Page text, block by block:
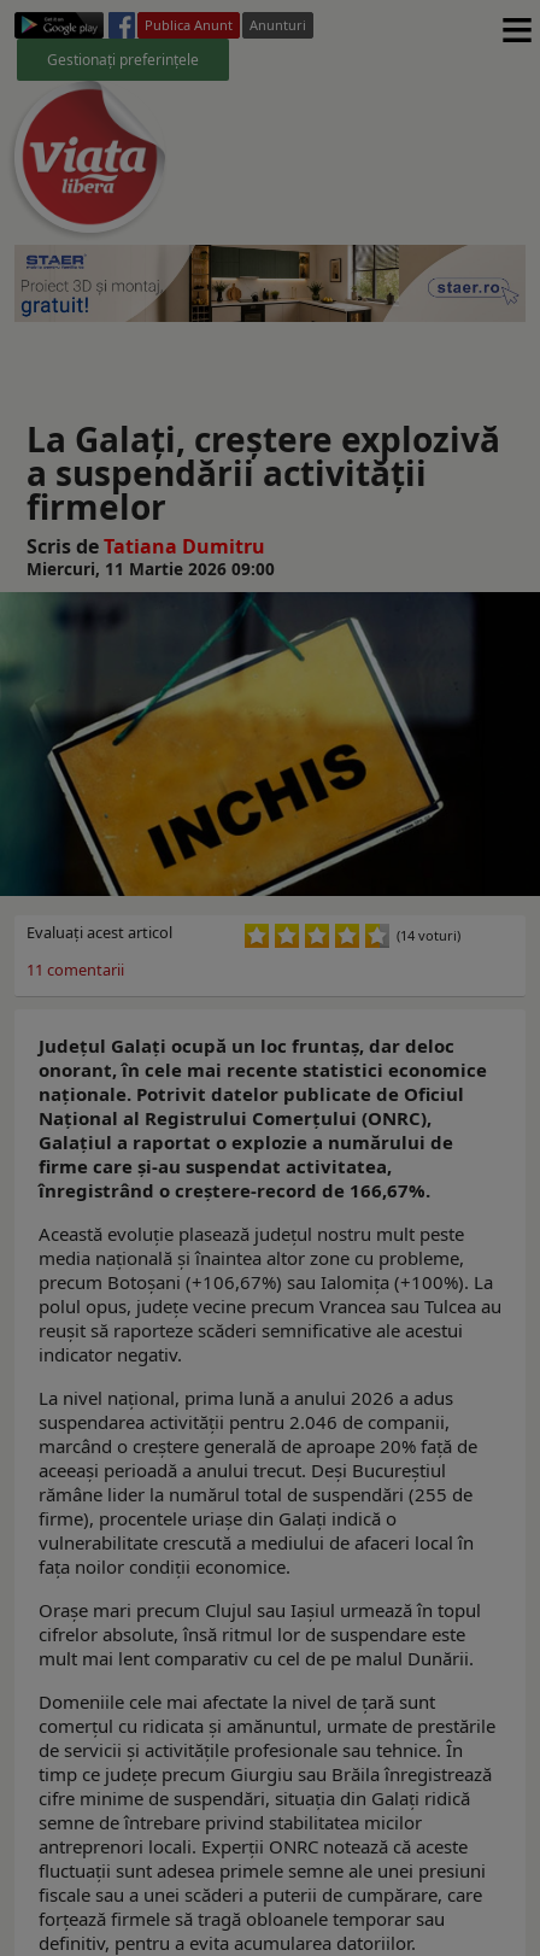
Publica Anunt Anunturi
Gestionați preferințele ≡
La Galaţi, creștere explozivă
a suspendării activităţii
firmelor
Scris deTatiana Dumitru
Miercuri, 11 Martie 2026 09:00
Evaluaţi acest articol (14 voturi)
11 comentarii
Județul Galați ocupă un loc fruntaș, dar deloc
onorant, în cele mai recente statistici economice
naționale. Potrivit datelor publicate de Oficiul
Național al Registrului Comerțului (ONRC),
Galațiul a raportat o explozie a numărului de
firme care și-au suspendat activitatea,
înregistrând o creștere-record de 166,67%.
Această evoluție plasează județul nostru mult peste
media națională și înaintea altor zone cu probleme,
precum Botoșani (+106,67%) sau Ialomița (+100%). La
polul opus, județe vecine precum Vrancea sau Tulcea au
reușit să raporteze scăderi semnificative ale acestui
indicator negativ.
La nivel național, prima lună a anului 2026 a adus
suspendarea activității pentru 2.046 de companii,
marcând o creștere generală de aproape 20% față de
aceeași perioadă a anului trecut. Deși Bucureștiul
rămâne lider la numărul total de suspendări (255 de
firme), procentele uriașe din Galați indică o
vulnerabilitate crescută a mediului de afaceri local în
fața noilor condiții economice.
Orașe mari precum Clujul sau Iașiul urmează în topul
cifrelor absolute, însă ritmul lor de suspendare este
mult mai lent comparativ cu cel de pe malul Dunării.
Domeniile cele mai afectate la nivel de țară sunt
comerțul cu ridicata și amănuntul, urmate de prestările
de servicii și activitățile profesionale sau tehnice. În
timp ce județe precum Giurgiu sau Brăila înregistrează
cifre minime de suspendări, situația din Galați ridică
semne de întrebare privind stabilitatea micilor
antreprenori locali. Experții ONRC notează că aceste
fluctuații sunt adesea primele semne ale unei presiuni
fiscale sau a unei scăderi a puterii de cumpărare, care
forțează firmele să tragă obloanele temporar sau
definitiv, pentru a evita acumularea datoriilor.